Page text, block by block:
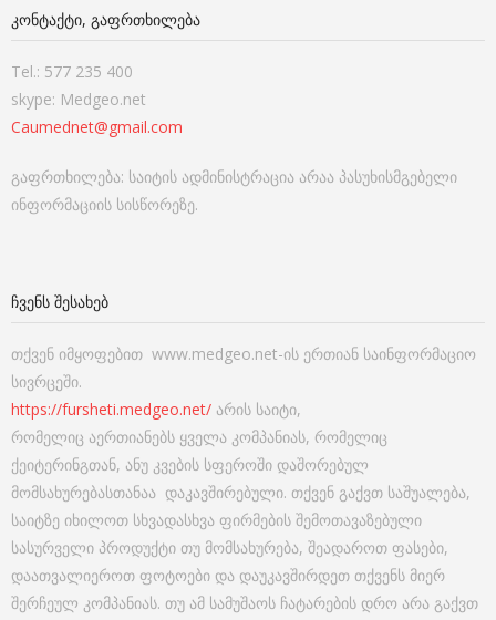
ᲙᲝᲜᲢᲐᲥᲢᲘ, ᲒᲐᲤᲠᲗᲮᲘᲚᲔᲑᲐ
Tel.: 577 235 400
skype: Medgeo.net
Caumednet@gmail.com
გაფრთხილება: საიტის ადმინისტრაცია არაა პასუხისმგებელი
ინფორმაციის სისწორეზე.
ᲩᲕᲔᲜᲡ ᲨᲔᲡᲐᲮᲔᲑ
თქვენ იმყოფებით www.medgeo.net-ის ერთიან საინფორმაციო
სივრცეში.
https://fursheti.medgeo.net/ არის საიტი,
რომელიც აერთიანებს ყველა კომპანიას, რომელიც
ქეიტერინგთან, ანუ კვების სფეროში დაშორებულ
მომსახურებასთანაა დაკავშირებული. თქვენ გაქვთ საშუალება,
საიტზე იხილოთ სხვადასხვა ფირმების შემოთავაზებული
სასურველი პროდუქტი თუ მომსახურება, შეადაროთ ფასები,
დაათვალიეროთ ფოტოები და დაუკავშირდეთ თქვენს მიერ
შერჩეულ კომპანიას. თუ ამ სამუშაოს ჩატარების დრო არა გაქვთ